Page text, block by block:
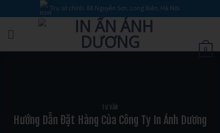
qua
nội
dung
Trụ sở chính: 88 Nguyễn Sơn, Long Biên, Hà Nội.
0
TƯ VẤN
Hướng Dẫn Đặt Hàng Của Công Ty In Ánh Dương